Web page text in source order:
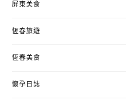
屏東美食
恆春旅遊
恆春美食
懷孕日誌